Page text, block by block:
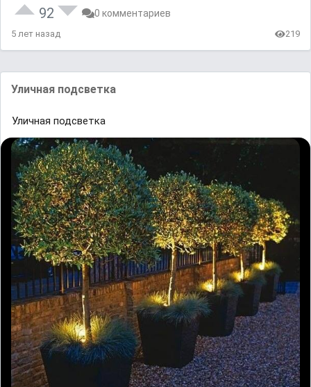
92 0 комментариев
5 лет назад 219
Уличная подсветка
Уличная подсветка